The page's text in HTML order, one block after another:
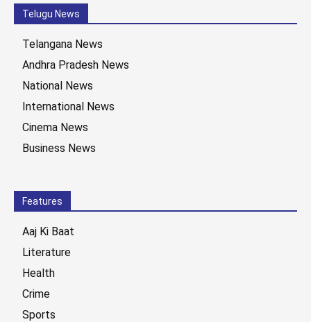
Telugu News
Telangana News
Andhra Pradesh News
National News
International News
Cinema News
Business News
Features
Aaj Ki Baat
Literature
Health
Crime
Sports